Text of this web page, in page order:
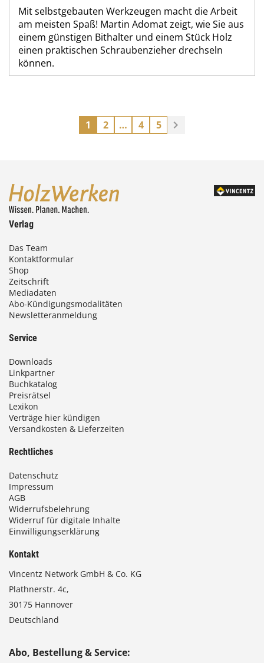
Mit selbstgebauten Werkzeugen macht die Arbeit
am meisten Spaß! Martin Adomat zeigt, wie Sie aus
einem günstigen Bithalter und einem Stück Holz
einen praktischen Schraubenzieher drechseln
können.
1 2 … 4 5
Verlag
Das Team
Kontaktformular
Shop
Zeitschrift
Mediadaten
Abo-Kündigungsmodalitäten
Newsletteranmeldung
Service
Downloads
Linkpartner
Buchkatalog
Preisrätsel
Lexikon
Verträge hier kündigen
Versandkosten & Lieferzeiten
Rechtliches
Datenschutz
Impressum
AGB
Widerrufsbelehrung
Widerruf für digitale Inhalte
Einwilligungserklärung
Kontakt
Vincentz Network GmbH & Co. KG
Plathnerstr. 4c,
30175 Hannover
Deutschland
Abo, Bestellung & Service: